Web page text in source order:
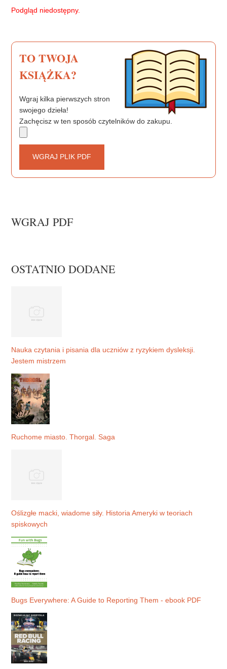
o
e
Podgląd niedostępny.
TO TWOJA
KSIĄŻKA?
Wgraj kilka pierwszych stron
swojego dzieła!
Zachęcisz w ten sposób czytelników do zakupu.
WGRAJ PLIK PDF
WGRAJ PDF
OSTATNIO DODANE
Nauka czytania i pisania dla uczniów z ryzykiem dysleksji.
Jestem mistrzem
Ruchome miasto. Thorgal. Saga
Oślizgłe macki, wiadome siły. Historia Ameryki w teoriach
spiskowych
Bugs Everywhere: A Guide to Reporting Them - ebook PDF